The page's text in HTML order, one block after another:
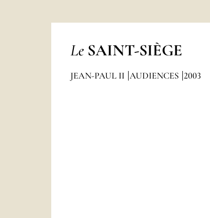
Le SAINT-SIÈGE
JEAN-PAUL II AUDIENCES 2003